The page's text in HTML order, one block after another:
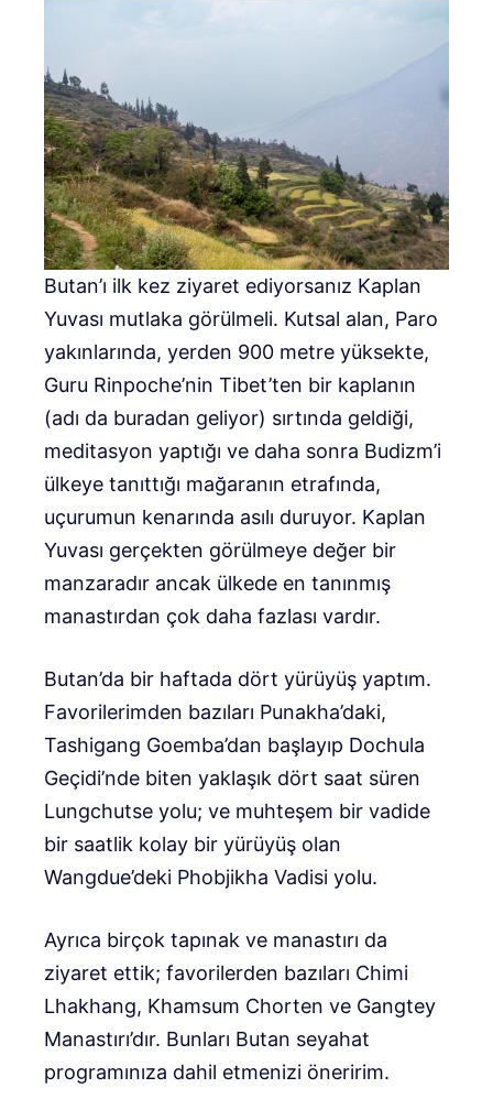
Butan’ı ilk kez ziyaret ediyorsanız Kaplan
Yuvası mutlaka görülmeli. Kutsal alan, Paro
yakınlarında, yerden 900 metre yüksekte,
Guru Rinpoche’nin Tibet’ten bir kaplanın
(adı da buradan geliyor) sırtında geldiği,
meditasyon yaptığı ve daha sonra Budizm’i
ülkeye tanıttığı mağaranın etrafında,
uçurumun kenarında asılı duruyor. Kaplan
Yuvası gerçekten görülmeye değer bir
manzaradır ancak ülkede en tanınmış
manastırdan çok daha fazlası vardır.
Butan’da bir haftada dört yürüyüş yaptım.
Favorilerimden bazıları Punakha’daki,
Tashigang Goemba’dan başlayıp Dochula
Geçidi’nde biten yaklaşık dört saat süren
Lungchutse yolu; ve muhteşem bir vadide
bir saatlik kolay bir yürüyüş olan
Wangdue’deki Phobjikha Vadisi yolu.
Ayrıca birçok tapınak ve manastırı da
ziyaret ettik; favorilerden bazıları Chimi
Lhakhang, Khamsum Chorten ve Gangtey
Manastırı’dır. Bunları Butan seyahat
programınıza dahil etmenizi öneririm.